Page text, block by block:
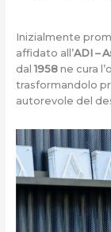
Inizialmente
affidato all’ADI –
dal1958ne cura
trasformandolo
autorevole del